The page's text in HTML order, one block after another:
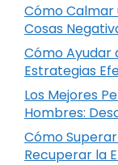
Cómo Calmar
Cosas
Cómo Ayudar
Estrategias
Los Mejores
Hombres:
Cómo
Recuperar la